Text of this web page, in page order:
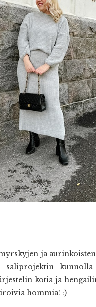
ja
saliprojektin
kotia ja
hommia! :)